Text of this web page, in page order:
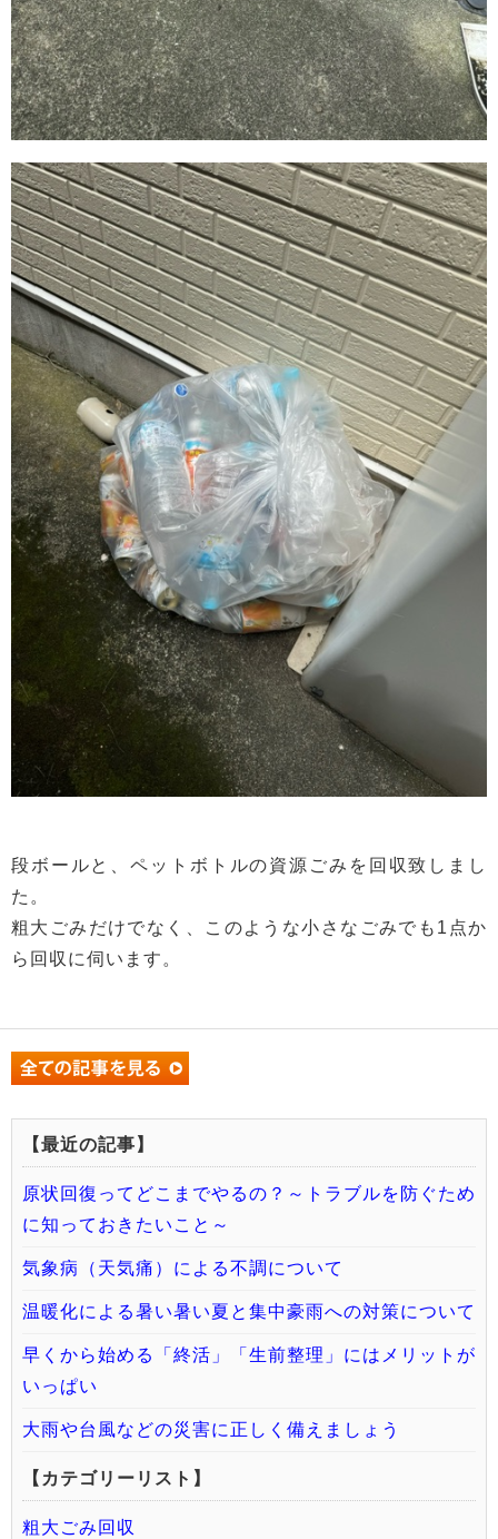
段ボールと、ペットボトルの資源ごみを回収致しまし
た。
粗大ごみだけでなく、このような小さなごみでも1点か
ら回収に伺います。
【最近の記事】
原状回復ってどこまでやるの？～トラブルを防ぐため
に知っておきたいこと～
気象病（天気痛）による不調について
温暖化による暑い暑い夏と集中豪雨への対策について
早くから始める「終活」「生前整理」にはメリットが
いっぱい
大雨や台風などの災害に正しく備えましょう
【カテゴリーリスト】
粗大ごみ回収